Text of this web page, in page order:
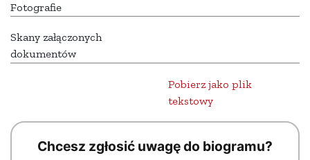
Fotografie
Skany załączonych
dokumentów
Pobierz jako plik
tekstowy
Chcesz zgłosić uwagę do biogramu?